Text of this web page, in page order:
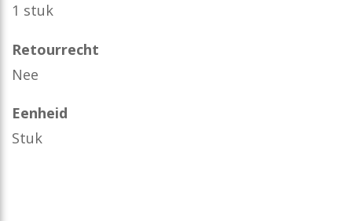
1 stuk
Retourrecht
Nee
Eenheid
Stuk